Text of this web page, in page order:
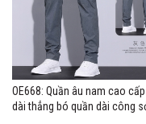
OE668: Quần âu nam cao
dài thẳng bó quần dài công